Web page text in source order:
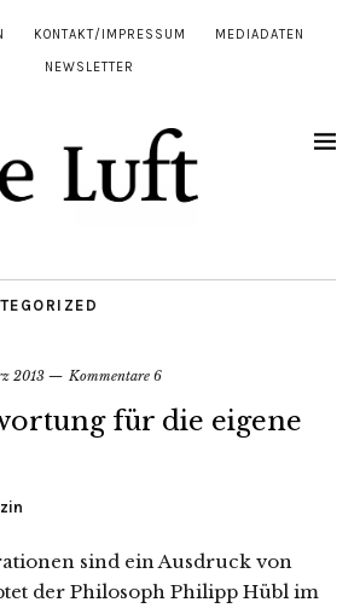
KONTAKT/IMPRESSUM MEDIADATEN
NEWSLETTER
2013 Kommentare 6
für die eigene
sind ein Ausdruck von
der Philosoph Philipp Hübl im